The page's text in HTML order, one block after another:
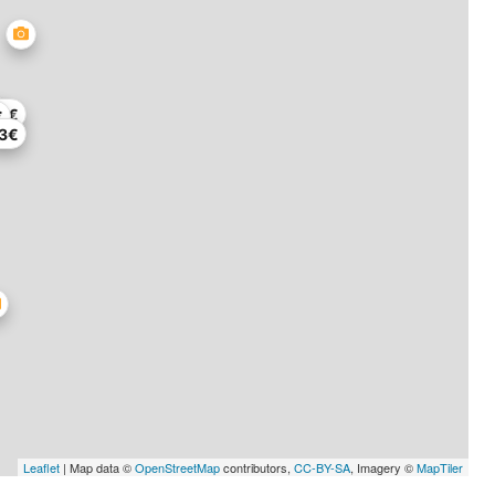
Leaflet | Map data ©OpenStreetMapcontributors, CC-BY-SA, Imagery ©MapTiler